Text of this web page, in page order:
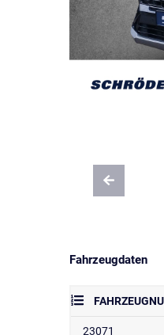
Fahrzeugdaten
23071